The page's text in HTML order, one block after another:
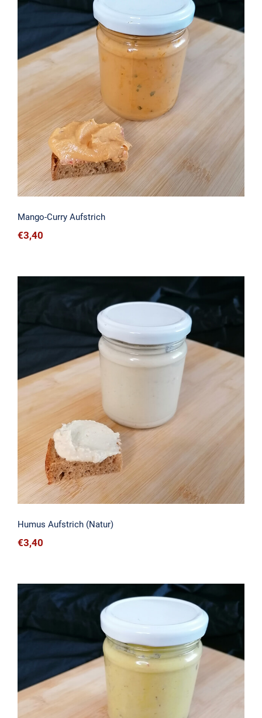
Mango-Curry Aufstrich
Mango-Curry Aufstrich
€3,40
Humus Aufstrich (Natur)
Humus Aufstrich (Natur)
€3,40
Curry-Humus Aufstrich